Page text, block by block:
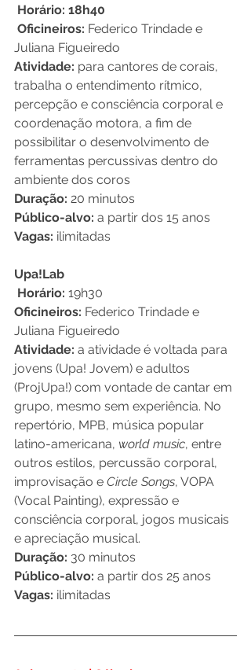
Horário: 18h40
Oficineiros: Federico Trindade e
Juliana Figueiredo
Atividade: para cantores de corais,
trabalha o entendimento rítmico,
percepção e consciência corporal e
coordenação motora, a fim de
possibilitar o desenvolvimento de
ferramentas percussivas dentro do
ambiente dos coros
Duração: 20 minutos
Público-alvo: a partir dos 15 anos
Vagas: ilimitadas
Upa!Lab
Horário: 19h30
Oficineiros: Federico Trindade e
Juliana Figueiredo
Atividade: a atividade é voltada para
jovens (Upa! Jovem) e adultos
(ProjUpa!) com vontade de cantar em
grupo, mesmo sem experiência. No
repertório, MPB, música popular
latino-americana, world music, entre
outros estilos, percussão corporal,
improvisação e Circle Songs, VOPA
(Vocal Painting), expressão e
consciência corporal, jogos musicais
e apreciação musical.
Duração: 30 minutos
Público-alvo: a partir dos 25 anos
Vagas: ilimitadas